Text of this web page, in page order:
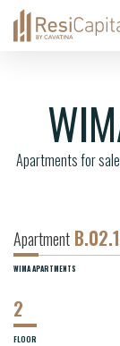
Apartments for sale
WIMA APARTMENTS
Apartment
FLOOR
2